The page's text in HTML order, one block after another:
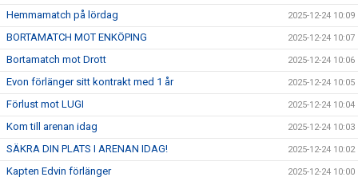
Hemmamatch på lördag 2025-12-24 10:09
BORTAMATCH MOT ENKÖPING 2025-12-24 10:07
Bortamatch mot Drott 2025-12-24 10:06
Evon förlänger sitt kontrakt med 1 år 2025-12-24 10:05
Förlust mot LUGI 2025-12-24 10:04
Kom till arenan idag 2025-12-24 10:03
SÄKRA DIN PLATS I ARENAN IDAG! 2025-12-24 10:02
Kapten Edvin förlänger 2025-12-24 10:00